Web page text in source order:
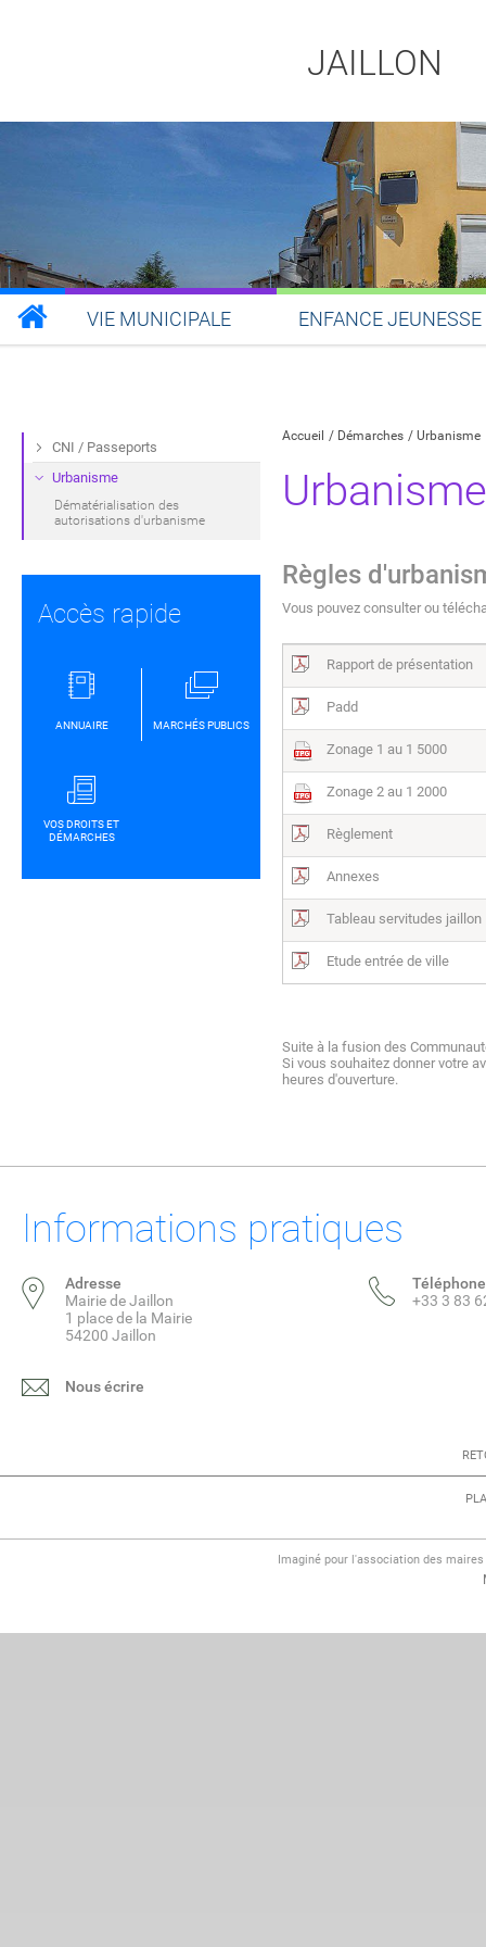
JAILLON
VIE MUNICIPALE ENFANCE JEUNESSE
Accueil Démarches Urbanisme
Urbanisme
Règles
Vous pouvez consulter ou
Rapport de présentation
Padd
Zonage 1 au 1 5000
Zonage 2 au 1 2000
Règlement
Annexes
Tableau servitudes jaillon
Etude entrée de ville
Suite à la fusion des
Si vous souhaitez donner votre
heures d'ouverture.
CNI / Passeports
Urbanisme
Dématérialisation des
autorisations d'urbanisme
Accès rapide
ANNUAIRE MARCHÉS PUBLICS
VOS DROITS ET
DÉMARCHES
Informations pratiques
Adresse
Mairie de Jaillon
1 place de la Mairie
54200 Jaillon
Nous écrire
Téléphone
+33 3 83
Imaginé pour l'association des